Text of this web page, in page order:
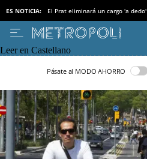
ES NOTICIA: El Prat eliminará un cargo 'a dedo'
Leer en Castellano
Pásate al MODO AHORRO